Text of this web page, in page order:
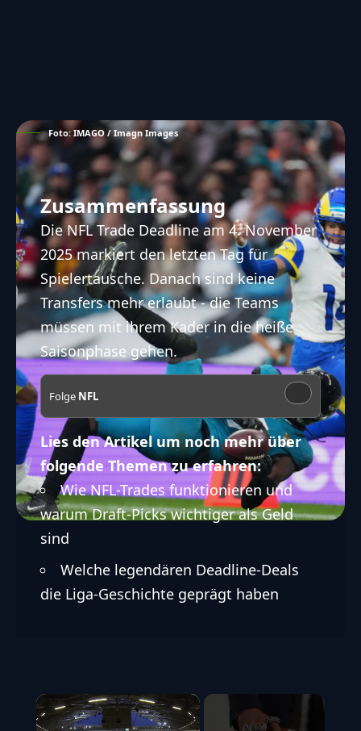
Foto: IMAGO / Imagn Images
Zusammenfassung
Die NFL Trade Deadline am 4. November
2025 markiert den letzten Tag für
Spielertausche. Danach sind keine
Transfers mehr erlaubt - die Teams
müssen mit ihrem Kader in die heiße
Saisonphase gehen.
Folge NFL
Lies den Artikel um noch mehr über
folgende Themen zu erfahren:
Wie NFL-Trades funktionieren und
warum Draft-Picks wichtiger als Geld
sind
Welche legendären Deadline-Deals
die Liga-Geschichte geprägt haben
×